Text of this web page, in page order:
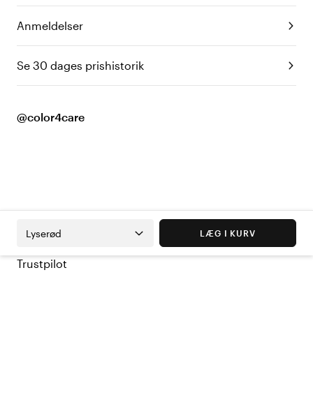
Anmeldelser
Se 30 dages prishistorik
@color4care
Lyserød LÆG I KURV
Trustpilot